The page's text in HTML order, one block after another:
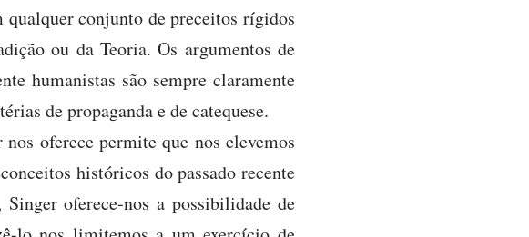
qualquer conjunto de preceitos rígidos
ou da Teoria. Os argumentos de
humanistas são sempre claramente
de propaganda e de catequese.
oferece permite que nos elevemos
históricos do passado recente
oferece-nos a possibilidade de